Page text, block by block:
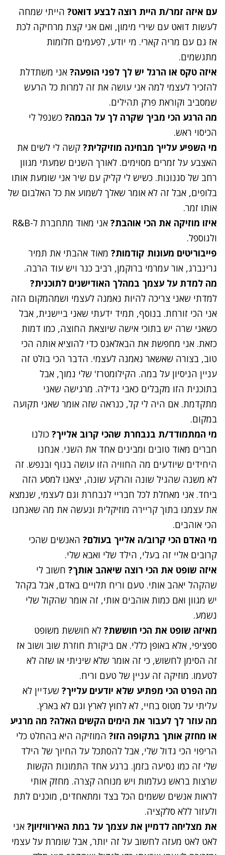
עם איזה זמר/ת היית רוצה לבצע דואט? הייתי שמחה
לעשות דואט עם שירי מימון, ואם אני קצת מרחיקה לכת
אז גם עם מריה קארי. מי יודע, לפעמים חלומות
מתגשמים.
איזה טקס או הרגל יש לך לפני הופעה? אני משתדלת
להזכיר לעצמי למה אני עושה את זה למרות כל הרעש
שמסביב וקוראת פרק תהילים.
מה הרגע הכי מביך שקרה לך על הבמה? כשנפל לי
הכיסוי ראש.
מי השפיע עלייך מבחינה מוזיקלית? קשה לי לשים את
האצבע על זמרים מסוימים. לאורך השנים שמעתי מגוון
רחב של סגנונות. כשיש לי קליק עם שיר אני שומעת אותו
בלופים, אבל זה לא אומר שאלך לשמוע את כל האלבום של
אותו זמר.
איזו מוזיקה את הכי אוהבת?
אני מאוד מתחברת ל-R&B
ולגוספל.
פייבוריטים מעונות קודמות? מאוד אהבתי את תמיר
גרינברג, אור עמרמי ברוקמן, רביב כנר ויש עוד הרבה.
נתקלנו בבעיה
נסה שוב
מה למדת על עצמך במהלך האודישנים לתוכנית?
למדתי שאני צריכה להיות נאמנה לעצמי ושמהמקום הזה
אני הכי זורחת. בנוסף, תמיד ידעתי שאני ביישנית, אבל
כשאני שרה יש בתוכי אישה שיוצאת החוצה, כמו דמות
כזאת. אני מחפשת את הבאלאנס כדי להוציא אותה הכי
טוב, בצורה שאשאר נאמנה לעצמי. הדבר הכי בולט זה
עניין הניסיון על במה. הקילומטרז' שלי נמוך, אבל
בתוכנית הזו מקבלים כאבי גדילה. מרגישה שאני
מתקדמת. אם היה לי קל, כנראה שזה אומר שאני תקועה
במקום.
מי המתמודד/ת בנבחרת שהכי קרוב אלייך? כולנו
חברים מאוד טובים ומבינים אחד את השני. אנחנו
היחידים שיודעים מה החוויה הזו עושה בגוף ובנפש. זה
לא משנה שהגיל שונה והרקע שונה, יצאנו למסע הזה
ביחד. אני מאחלת לכל חבריי לנבחרת וגם לעצמי, שנמצא
את עצמנו בתוך קריירה מוזיקלית ונעשה את מה שאנחנו
הכי אוהבים.
מי האדם הכי קרוב/ה אלייך בעולם? האנשים שהכי
קרובים אליי זה בעלי, הילד שלי ואבא שלי.
איזה שופט את הכי רוצה שיאהב אותך? חשוב לי
שהקהל יאהב אותי. טעם וריח תלויים באדם, אבל בקהל
יש מגוון ואם כמות אוהבים אותי, זה אומר שהקול שלי
נשמע.
מאיזה שופט את הכי חוששת? לא חוששת משופט
ספציפי, אלא באופן כללי. אם ביקורת חוזרת שוב ושוב אז
זה הסימן לחשוש, כי זה אומר שלא שיניתי או שזה לא
לטעמו. מוזיקה זה עניין של טעם וריח.
מה הפרט הכי מפתיע שלא יודעים עלייך? שעדיין לא
עליתי על מטוס בחיי, לא לחוץ לארץ וגם לא בארץ.
מה עוזר לך לעבור את הימים הקשים האלה? מה מרגיע
או מחזק אותך בתקופה הזו? המוזיקה היא בהחלט כלי
הריפוי הכי גדול שלי, אבל להסתכל על החיוך של הילד
שלי זה כמו נסיעה בזמן. ברגע אחד התמונות הקשות
שרצות בראש נעלמות ויש מנוחה קצרה. מחזק אותי
לראות אנשים ששמים הכל בצד ומתאחדים, מוכנים לתת
ולעזור ללא סלקציה.
את מצליחה לדמיין את עצמך על במת האירוויזיון? אני
לאט לאט מעזה לחשוב על זה יותר, אבל שומרת על עצמי